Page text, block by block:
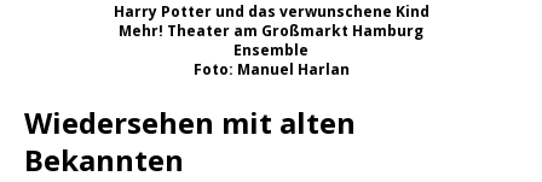
Harry Potter und das verwunschene Kind
Mehr! Theater am Großmarkt Hamburg
Ensemble
Foto: Manuel Harlan
Wiedersehen mit alten
Bekannten